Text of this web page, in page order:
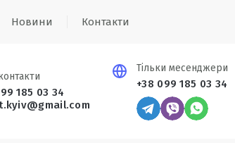
Новини Контакти
185 03 34
Тільки месенджери
+38 099 185 03 34